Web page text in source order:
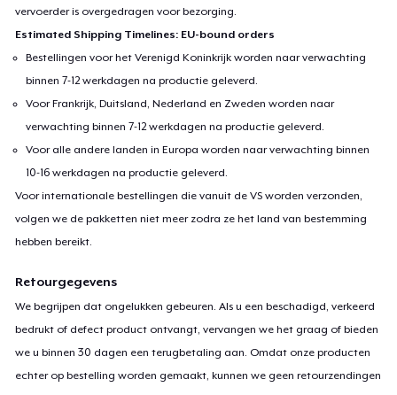
vervoerder is overgedragen voor bezorging.
Estimated Shipping Timelines: EU-bound orders
Bestellingen voor het Verenigd Koninkrijk worden naar verwachting
binnen 7-12 werkdagen na productie geleverd.
Voor Frankrijk, Duitsland, Nederland en Zweden worden naar
verwachting binnen 7-12 werkdagen na productie geleverd.
Voor alle andere landen in Europa worden naar verwachting binnen
10-16 werkdagen na productie geleverd.
Voor internationale bestellingen die vanuit de VS worden verzonden,
volgen we de pakketten niet meer zodra ze het land van bestemming
hebben bereikt.
Retourgegevens
We begrijpen dat ongelukken gebeuren. Als u een beschadigd, verkeerd
bedrukt of defect product ontvangt, vervangen we het graag of bieden
we u binnen 30 dagen een terugbetaling aan. Omdat onze producten
echter op bestelling worden gemaakt, kunnen we geen retourzendingen